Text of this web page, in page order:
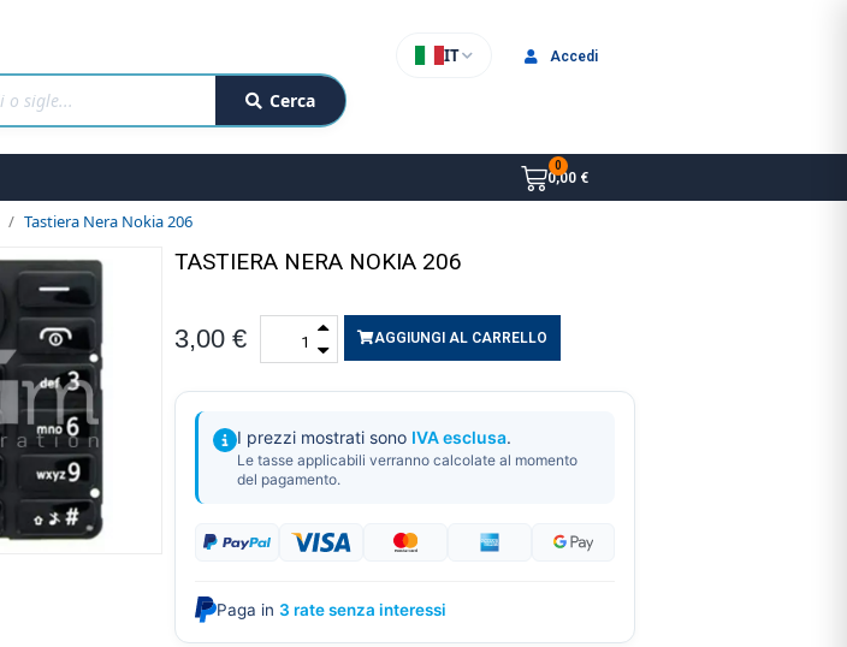
Cerca
IT Accedi
0,00 €
Tastiera Nera Nokia 206
TASTIERA NERA NOKIA 206
3,00 € AGGIUNGI AL CARRELLO
I prezzi mostrati sono IVA esclusa.
Le tasse applicabili verranno calcolate al momento
del pagamento.
Paga in 3 rate senza interessi